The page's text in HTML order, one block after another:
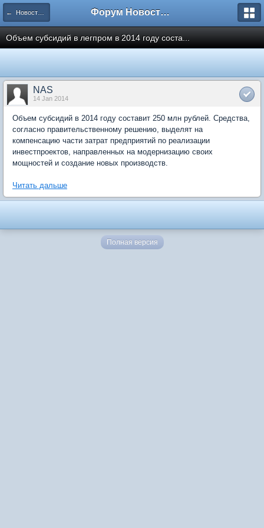
← Новости рынка недвижимости Форум Новостройки
Объем субсидий в легпром в 2014 году соста...
NAS
14 Jan 2014
Объем субсидий в 2014 году составит 250 млн рублей. Средства,
согласно правительственному решению, выделят на
компенсацию части затрат предприятий по реализации
инвестпроектов, направленных на модернизацию своих
мощностей и создание новых производств.
Читать дальше
Полная версия